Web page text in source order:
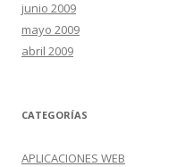
junio 2009
mayo 2009
abril 2009
CATEGORÍAS
APLICACIONES WEB